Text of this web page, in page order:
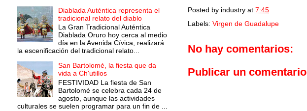
Posted by industry at 7:45
Labels: Virgen de Guadalupe
No hay comentarios:
Publicar un comentario
Diablada Auténtica representa el
tradicional relato del diablo
La Gran Tradicional Auténtica
Diablada Oruro hoy cerca al medio
día en la Avenida Cívica, realizará
la escenificación del tradicional relato...
San Bartolomé, la fiesta que da
vida a Ch'utillos
FESTIVIDAD La fiesta de San
Bartolomé se celebra cada 24 de
agosto, aunque las actividades
culturales se suelen programar para un fin de ...